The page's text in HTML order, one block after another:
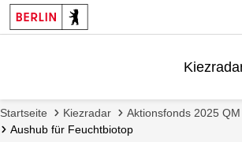
FAQ &
Startseite Kiezradar
Aktionsfonds 2025
Aushub für Feuchtbiotop